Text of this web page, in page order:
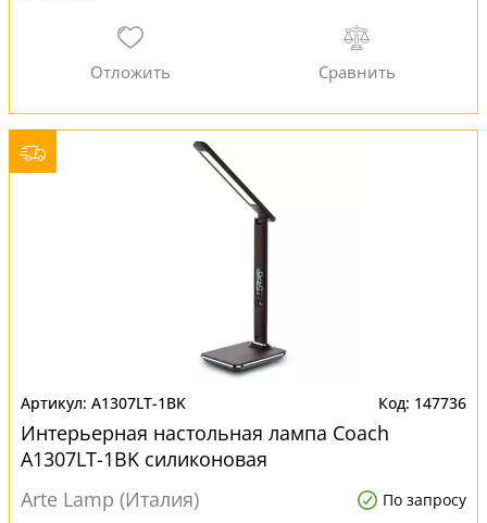
A1307LT-1BK 147736
Интерьерная настольная лампа Coach
A1307LT-1BK силиконовая
Arte Lamp (Италия)
По запросу